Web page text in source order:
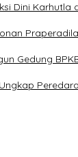
Dini Karhutla
Gedung